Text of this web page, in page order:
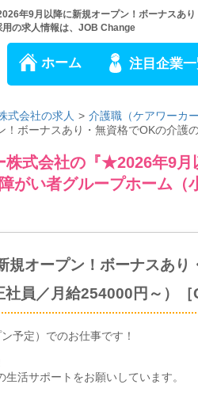
年9月以降に新規オープン！ボーナスあ
の求人情報は、JOB Change
ホーム 注目企業
式会社の求人
介護職（ケアワーカ
！ボーナスあり・無資格でOKの介護
株式会社の『★2026年9
がい者グループホーム（
オープン！ボーナスあり
員／月給254000円～）［
予定）でのお仕事です！
活サポートをお願いしています。